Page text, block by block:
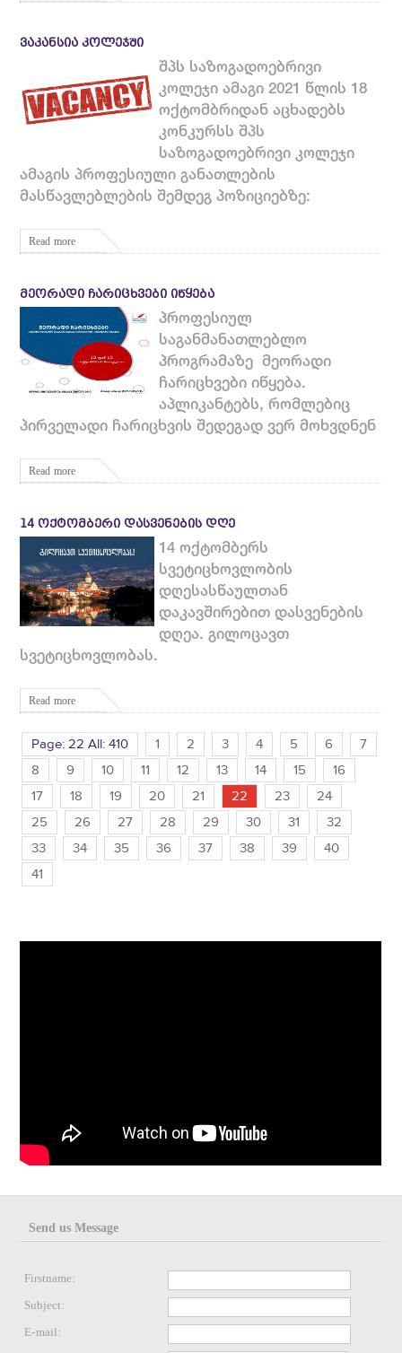
ᲕᲐᲙᲐᲜᲡᲘᲐ ᲙᲝᲚᲔᲯᲨᲘ
შპს საზოგადოებრივი
კოლეჯი ამაგი 2021 წლის 18
ოქტომბრიდან აცხადებს
კონკურსს შპს
საზოგადოებრივი კოლეჯი
ამაგის პროფესიული განათლების
მასწავლებლების შემდეგ პოზიციებზე:
Read more
ᲛᲔᲝᲠᲐᲓᲘ ᲩᲐᲠᲘᲪᲮᲕᲔᲑᲘ ᲘᲬᲧᲔᲑᲐ
პროფესიულ
საგანმანათლებლო
პროგრამაზე მეორადი
ჩარიცხვები იწყება.
აპლიკანტებს, რომლებიც
პირველადი ჩარიცხვის შედეგად ვერ მოხვდნენ
Read more
14 ᲝᲥᲢᲝᲛᲑᲔᲠᲘ ᲓᲐᲡᲕᲔᲜᲔᲑᲘᲡ ᲓᲦᲔ
14 ოქტომბერს
სვეტიცხოვლობის
დღესასწაულთან
დაკავშირებით დასვენების
დღეა. გილოცავთ
სვეტიცხოვლობას.
Read more
Page: 22 All: 410 1 2 3 4 5 6
7
8
9 10 11 12 13 14 15
16
17
18 19 20 21 22 23
24
25
26 27 28 29 30 31
32
33
34 35 36 37 38 39
40
41
Send us Message
Firstname:
Subject:
E-mail: